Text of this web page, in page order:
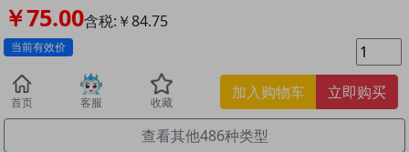
￥75.00含税:￥84.75
当前有效价
首页 客服 收藏
加入购物车 立即购买
查看其他486种类型